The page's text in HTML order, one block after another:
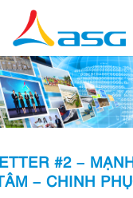
#2 –
– CHINH